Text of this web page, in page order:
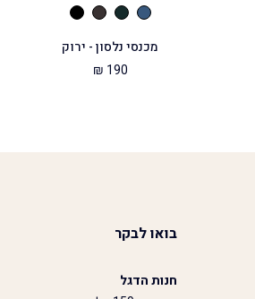
מכנסי נלסון - ירוק
190 ₪
בואו לבקר
חנות הדגל